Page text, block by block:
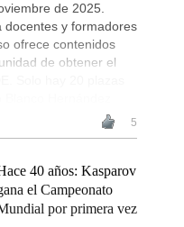
de 2025.
docentes y formadores
ofrece contenidos
de obtener el
5
40 años: Kasparov
el Campeonato
por primera vez